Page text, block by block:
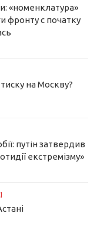
«номенклатура»
фронту с початку
на Москву?
путін затвердив
екстремізму»